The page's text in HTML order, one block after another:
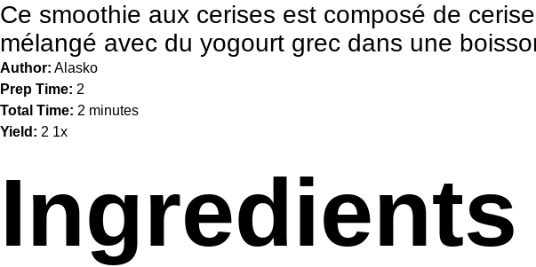
Ce smoothie aux cerises est composé de
mélangé avec du yogourt grec dans une
Author: Alasko
Prep Time: 2
Total Time: 2 minutes
Yield: 2 1x
Ingredients